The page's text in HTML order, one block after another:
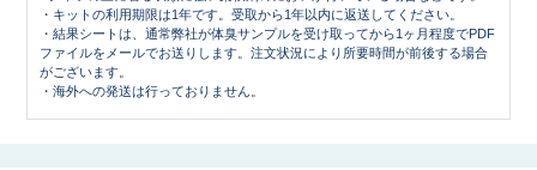
・キットの利用期限は1年です。受取から1年以内に返送してください。
・結果シートは、通常弊社が体臭サンプルを受け取ってから1ヶ月程度でPDF
ファイルをメールでお送りします。注文状況により所要時間が前後する場合
がございます。
・海外への発送は行っておりません。